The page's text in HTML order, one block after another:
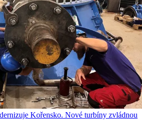
Kořensko. Nové turbíny zvládnou